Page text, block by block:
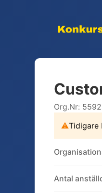
Org.Nr:
⚠Tidigare
Antal